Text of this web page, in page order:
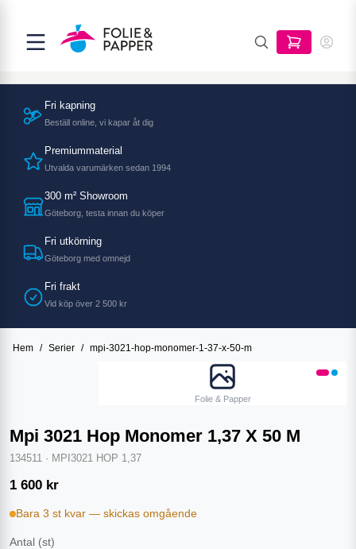
Fri kapning
Beställ online, vi kapar åt dig
Premiummaterial
Utvalda varumärken sedan 1994
300 m² Showroom
Göteborg, testa innan du köper
Fri utkörning
Göteborg med omnejd
Fri frakt
Vid köp över 2 500 kr
Hem / Serier / mpi-3021-hop-monomer-1-37-x-50-m
Folie & Papper
Mpi 3021 Hop Monomer 1,37 X 50 M
134511 · MPI3021 HOP 1,37
1 600 kr
Bara 3 st kvar — skickas omgående
Antal (st)